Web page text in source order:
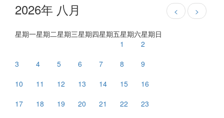
2026年 八月
< >
星期一星期二星期三星期四星期五星期六星期日
1
2
3
4 5 6 7 8
9
10
11 12 13 14 15
16
17
18 19 20 21 22
23